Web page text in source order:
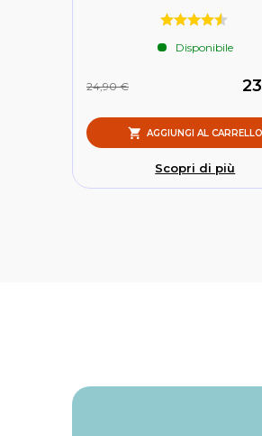
Disponibile
24,90 €
AGGIUNGI AL CARRELLO
Scopri di più